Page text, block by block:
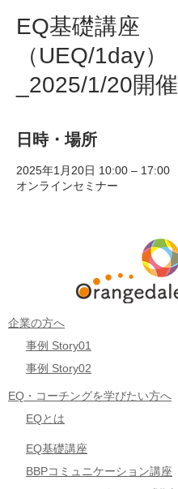
EQ基礎講座
（UEQ/1day）
_2025/1/20開催
日時・場所
2025年1月20日 10:00 – 17:00
オンラインセミナー
企業の方へ
事例 Story01
事例 Story02
EQ・コーチングを学びたい方へ
EQとは
EQ基礎講座
BBPコミュニケーション講座